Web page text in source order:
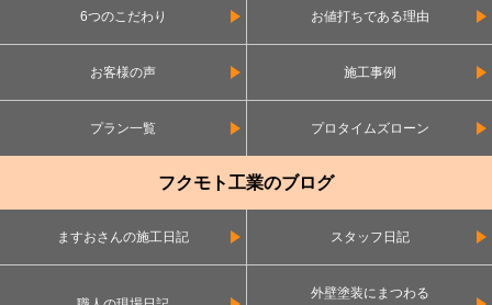
6つのこだわり お値打ちである理由
お客様の声 施工事例
プラン一覧 プロタイムズローン
フクモト工業のブログ
ますおさんの施工日記 スタッフ日記
外壁塗装にまつわる